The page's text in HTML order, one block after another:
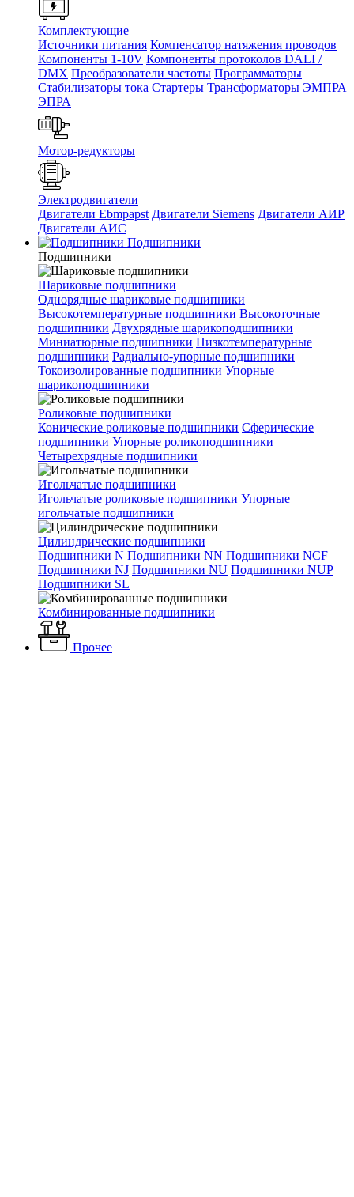
Комплектующие
Источники питания Компенсатор натяжения проводов
Компоненты 1-10V Компоненты протоколов DALI /
DMX Преобразователи частоты Программаторы
Стабилизаторы тока Стартеры Трансформаторы ЭМПРА
ЭПРА
Мотор-редукторы
Электродвигатели
Двигатели Ebmpapst Двигатели Siemens Двигатели АИР
Двигатели АИС
Подшипники
Подшипники
Шариковые подшипники
Однорядные шариковые подшипники
Высокотемпературные подшипники Высокоточные
подшипники Двухрядные шарикоподшипники
Миниатюрные подшипники Низкотемпературные
подшипники Радиально-упорные подшипники
Токоизолированные подшипники Упорные
шарикоподшипники
Роликовые подшипники
Конические роликовые подшипники Сферические
подшипники Упорные роликоподшипники
Четырехрядные подшипники
Игольчатые подшипники
Игольчатые роликовые подшипники Упорные
игольчатые подшипники
Цилиндрические подшипники
Подшипники N Подшипники NN Подшипники NCF
Подшипники NJ Подшипники NU Подшипники NUP
Подшипники SL
Комбинированные подшипники
Прочее